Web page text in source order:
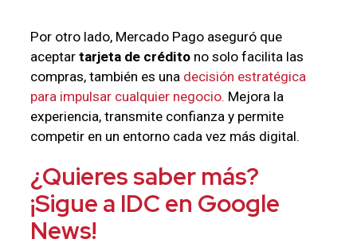
Por otro lado, Mercado Pago aseguró que
aceptar tarjeta de créditono solo facilita las
compras, también es una decisión estratégica
para impulsar cualquier negocio. Mejora la
experiencia, transmite confianza y permite
competir en un entorno cada vez más digital.
¿Quieres saber más?
¡Sigue a IDC en Google
News!